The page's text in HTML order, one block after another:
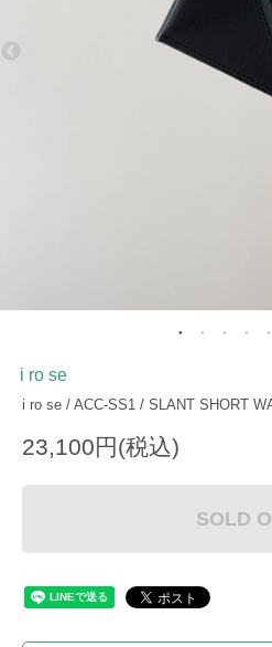
i ro se
i ro se / ACC-SS1 / SLANT SHORT
23,100円(税込)
SOLD